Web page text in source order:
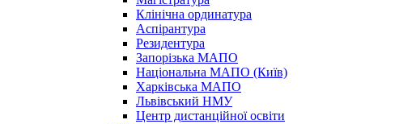
Клінічна ординатура
Аспірантура
Резидентура
Запорізька МАПО
Національна МАПО (Київ)
Харківська МАПО
Львівський НМУ
Центр дистанційної освіти